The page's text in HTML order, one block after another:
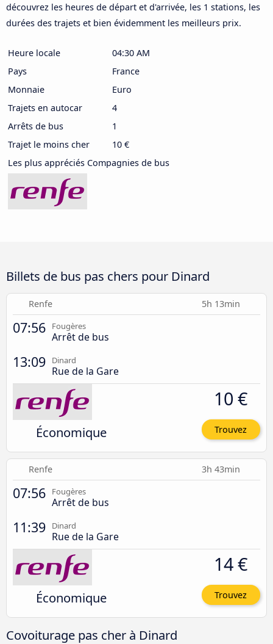
découvrez les heures de départ et d'arrivée, les 1 stations, les
durées des trajets et bien évidemment les meilleurs prix.
Heure locale
04:30 AM
Pays
France
Monnaie
Euro
Trajets en autocar
4
Arrêts de bus
1
Trajet le moins cher
10 €
Les plus appréciés Compagnies de bus
Billets de bus pas chers pour Dinard
Renfe 5h 13min
07:56 Fougères
Arrêt de bus
13:09 Dinard
Rue de la Gare
Économique
10 €
Trouvez
Renfe 3h 43min
07:56 Fougères
Arrêt de bus
11:39 Dinard
Rue de la Gare
Économique
14 €
Trouvez
Covoiturage pas cher à Dinard